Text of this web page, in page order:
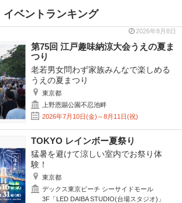
イベントランキング
2026年8月8日
第75回 江戸趣味納涼大会うえの夏ま
つり
老若男女問わず家族みんなで楽しめる
うえの夏まつり
東京都
上野恩賜公園不忍池畔
2026年7月10日(金)～8月11日(祝)
TOKYO レインボー夏祭り
猛暑を避けて涼しい室内でお祭り体
験！
東京都
デックス東京ビーチ シーサイドモール
3F「LED DAIBA STUDIO(台場スタジオ)」